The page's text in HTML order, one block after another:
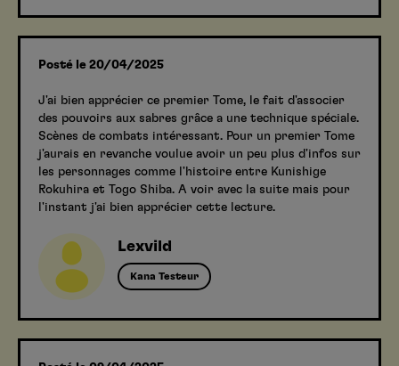
Posté le 20/04/2025
J'ai bien apprécier ce premier Tome, le fait d'associer
des pouvoirs aux sabres grâce a une technique spéciale.
Scènes de combats intéressant. Pour un premier Tome
j'aurais en revanche voulue avoir un peu plus d'infos sur
les personnages comme l'histoire entre Kunishige
Rokuhira et Togo Shiba. A voir avec la suite mais pour
l'instant j'ai bien apprécier cette lecture.
Lexvild
Kana Testeur